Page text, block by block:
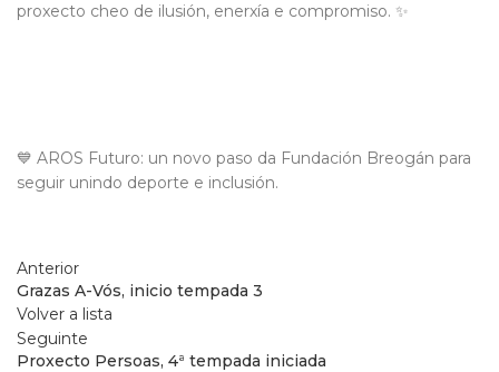
proxecto cheo de ilusión, enerxía e compromiso. ✨
💙 AROS Futuro: un novo paso da Fundación Breogán para
seguir unindo deporte e inclusión.
Anterior
Grazas A-Vós, inicio tempada 3
Volver a lista
Seguinte
Proxecto Persoas, 4ª tempada iniciada